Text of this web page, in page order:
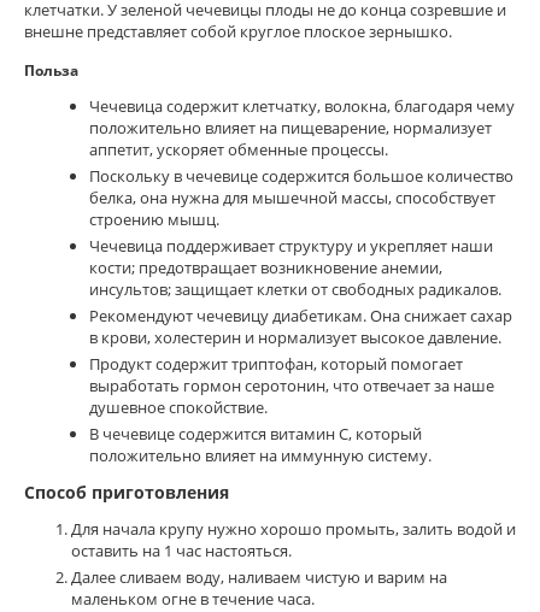
клетчатки. У зеленой чечевицы плоды не до конца созревшие и
внешне представляет собой круглое плоское зернышко.
Польза
Чечевица содержит клетчатку, волокна, благодаря чему
положительно влияет на пищеварение, нормализует
аппетит, ускоряет обменные процессы.
Поскольку в чечевице содержится большое количество
белка, она нужна для мышечной массы, способствует
строению мышц.
Чечевица поддерживает структуру и укрепляет наши
кости; предотвращает возникновение анемии,
инсультов; защищает клетки от свободных радикалов.
Рекомендуют чечевицу диабетикам. Она снижает сахар
в крови, холестерин и нормализует высокое давление.
Продукт содержит триптофан, который помогает
выработать гормон серотонин, что отвечает за наше
душевное спокойствие.
В чечевице содержится витамин С, который
положительно влияет на иммунную систему.
Способ приготовления
Для начала крупу нужно хорошо промыть, залить водой и
оставить на 1 час настояться.
Далее сливаем воду, наливаем чистую и варим на
маленьком огне в течение часа.